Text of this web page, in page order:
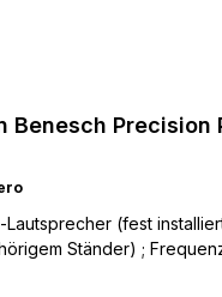
Benesch Precision
Lautsprecher (fest
Ständer) ;